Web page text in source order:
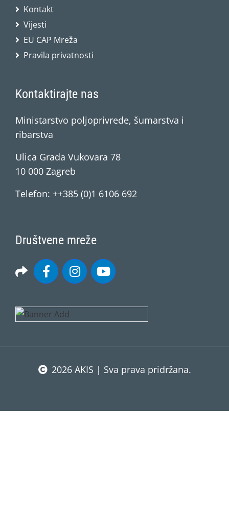
Kontakt
Vijesti
EU CAP Mreža
Pravila privatnosti
Kontaktirajte nas
Ministarstvo poljoprivrede, šumarstva i
ribarstva
Ulica Grada Vukovara 78
10 000 Zagreb
Telefon: ++385 (0)1 6106 692
Društvene mreže
2026 AKIS | Sva prava pridržana.